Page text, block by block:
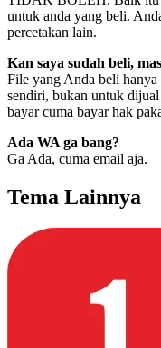
untuk anda yang beli.
percetakan lain.
Kan saya sudah beli,
File yang Anda beli
sendiri, bukan untuk
bayar cuma bayar hak
Ada WA ga bang?
Ga Ada, cuma email aja.
Tema Lainnya